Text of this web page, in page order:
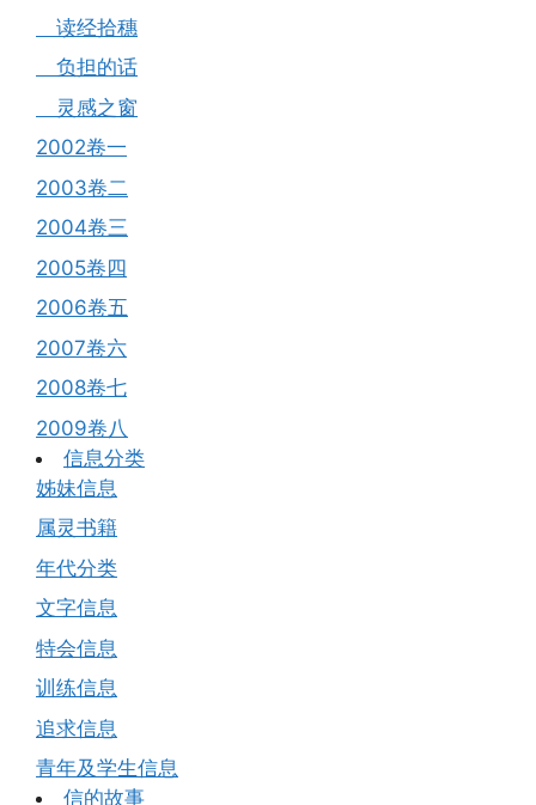
读经拾穗
负担的话
灵感之窗
2002卷一
2003卷二
2004卷三
2005卷四
2006卷五
2007卷六
2008卷七
2009卷八
信息分类
姊妹信息
属灵书籍
年代分类
文字信息
特会信息
训练信息
追求信息
青年及学生信息
信的故事